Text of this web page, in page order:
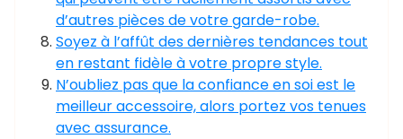
d’autres pièces de votre garde-robe.
Soyez à l’affût des dernières tendances tout
en restant fidèle à votre propre style.
N’oubliez pas que la confiance en soi est le
meilleur accessoire, alors portez vos tenues
avec assurance.